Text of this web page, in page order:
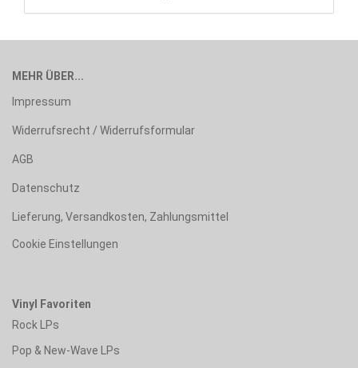
MEHR ÜBER...
Impressum
Widerrufsrecht / Widerrufsformular
AGB
Datenschutz
Lieferung, Versandkosten, Zahlungsmittel
Cookie Einstellungen
Vinyl Favoriten
Rock LPs
Pop & New-Wave LPs